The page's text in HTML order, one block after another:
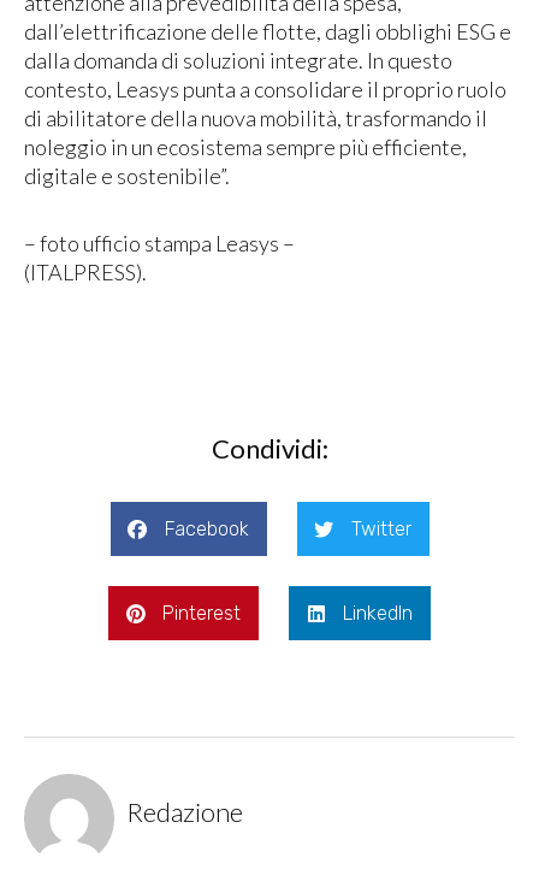
dall’elettrificazione delle flotte, dagli obblighi ESG e
dalla domanda di soluzioni integrate. In questo
contesto, Leasys punta a consolidare il proprio ruolo
di abilitatore della nuova mobilità, trasformando il
noleggio in un ecosistema sempre più efficiente,
digitale e sostenibile”.
– foto ufficio stampa Leasys –
(ITALPRESS).
Condividi:
Facebook Twitter
Pinterest LinkedIn
Redazione